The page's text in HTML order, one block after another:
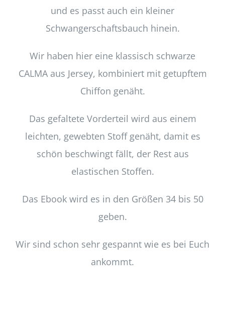
und es passt auch ein kleiner
Schwangerschaftsbauch hinein.
Wir haben hier eine klassisch schwarze
CALMA aus Jersey, kombiniert mit getupftem
Chiffon genäht.
Das gefaltete Vorderteil wird aus einem
leichten, gewebten Stoff genäht, damit es
schön beschwingt fällt, der Rest aus
elastischen Stoffen.
Das Ebook wird es in den Größen 34 bis 50
geben.
Wir sind schon sehr gespannt wie es bei Euch
ankommt.